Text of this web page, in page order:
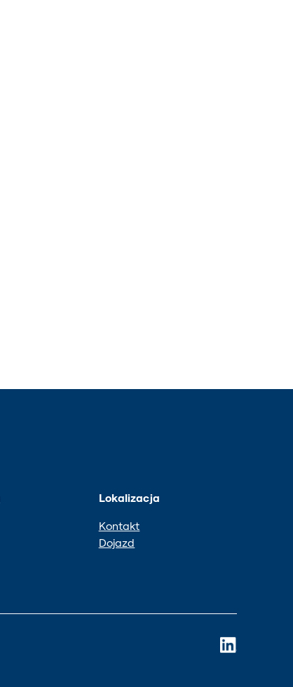
Lokalizacja
Kontakt
Dojazd